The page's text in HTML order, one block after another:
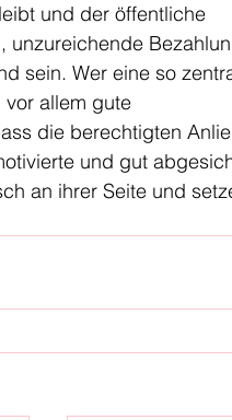
und der öffentliche
unzureichende
sein. Wer eine so
allem gute
die berechtigten
und gut
an ihrer Seite und